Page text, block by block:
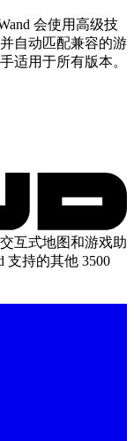
会使用高级技
自动匹配兼容的游
适用于所有版本。
互式地图和游戏助
支持的其他 3500